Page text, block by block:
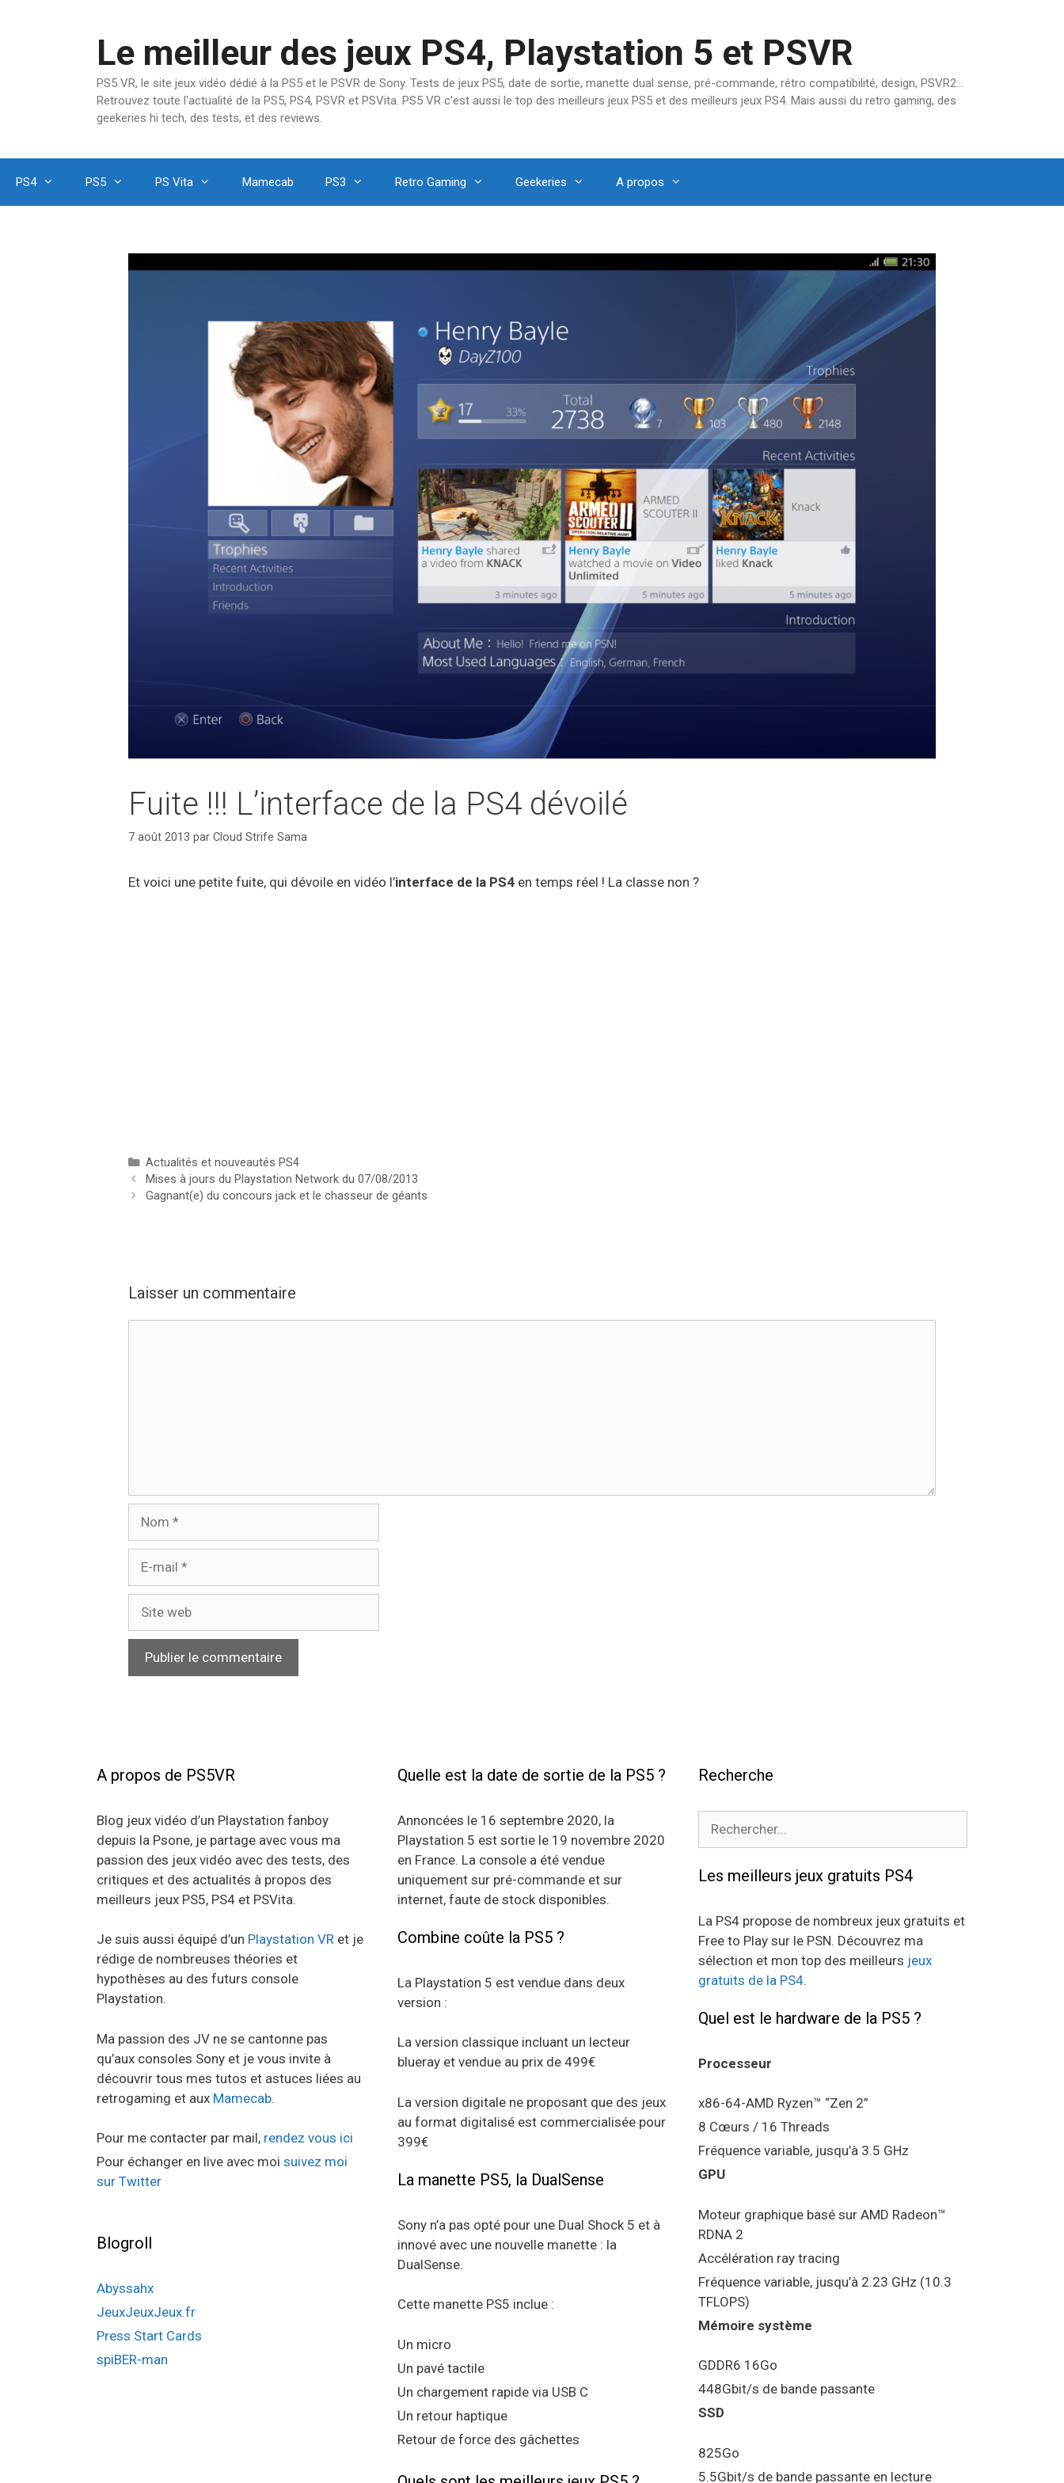
Le meilleur des jeux PS4, Playstation 5 et PSVR
PS5 VR, le site jeux vidéo dédié à la PS5 et le PSVR de Sony. Tests de jeux PS5, date de sortie, manette dual sense, pré-commande, rétro compatibilité, design, PSVR2…
Retrouvez toute l'actualité de la PS5, PS4, PSVR et PSVita. PS5 VR c'est aussi le top des meilleurs jeux PS5 et des meilleurs jeux PS4. Mais aussi du retro gaming, des
geekeries hi tech, des tests, et des reviews.
PS4 PS5 PS Vita Mamecab PS3 Retro Gaming Geekeries A propos
Fuite !!! L’interface de la PS4 dévoilé
7 août 2013 par Cloud Strife Sama
Et voici une petite fuite, qui dévoile en vidéo l’interface de la PS4 en temps réel ! La classe non ?
Catégories
Actualités et nouveautés PS4
Mises à jours du Playstation Network du 07/08/2013
Gagnant(e) du concours jack et le chasseur de géants
Laisser un commentaire
mail
web
A propos de PS5VR
Blog jeux vidéo d’un Playstation fanboy
depuis la Psone, je partage avec vous ma
passion des jeux vidéo avec des tests, des
critiques et des actualités à propos des
meilleurs jeux PS5, PS4 et PSVita.
Je suis aussi équipé d’un Playstation VR et je
rédige de nombreuses théories et
hypothèses au des futurs console
Playstation.
Ma passion des JV ne se cantonne pas
qu’aux consoles Sony et je vous invite à
découvrir tous mes tutos et astuces liées au
retrogaming et aux Mamecab.
Pour me contacter par mail, rendez vous ici
Pour échanger en live avec moi suivez moi
sur Twitter
Blogroll
Abyssahx
JeuxJeuxJeux.fr
Press Start Cards
spiBER-man
Quelle est la date de sortie de la PS5 ?
Annoncées le 16 septembre 2020, la
Playstation 5 est sortie le 19 novembre 2020
en France. La console a été vendue
uniquement sur pré-commande et sur
internet, faute de stock disponibles.
Combine coûte la PS5 ?
La Playstation 5 est vendue dans deux
version :
La version classique incluant un lecteur
blueray et vendue au prix de 499€
La version digitale ne proposant que des jeux
au format digitalisé est commercialisée pour
399€
La manette PS5, la DualSense
Sony n’a pas opté pour une Dual Shock 5 et à
innové avec une nouvelle manette : la
DualSense.
Cette manette PS5 inclue :
Un micro
Un pavé tactile
Un chargement rapide via USB C
Un retour haptique
Retour de force des gâchettes
Recherche
Les meilleurs jeux gratuits PS4
La PS4 propose de nombreux jeux gratuits et
Free to Play sur le PSN. Découvrez ma
sélection et mon top des meilleurs jeux
gratuits de la PS4.
Quel est le hardware de la PS5 ?
Processeur
x86-64-AMD Ryzen™ “Zen 2”
8 Cœurs / 16 Threads
Fréquence variable, jusqu’à 3.5 GHz
GPU
Moteur graphique basé sur AMD Radeon™
RDNA 2
Accélération ray tracing
Fréquence variable, jusqu’à 2.23 GHz (10.3
TFLOPS)
Mémoire système
GDDR6 16Go
448Gbit/s de bande passante
SSD
825Go
5.5Gbit/s de bande passante en lecture